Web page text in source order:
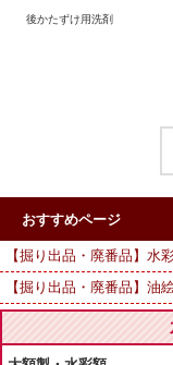
後かたずけ用洗剤
おすすめページ
【掘り出品・廃番品】水
【掘り出品・廃番品】油